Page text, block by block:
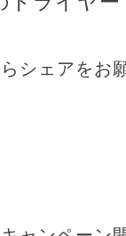
シェアをお